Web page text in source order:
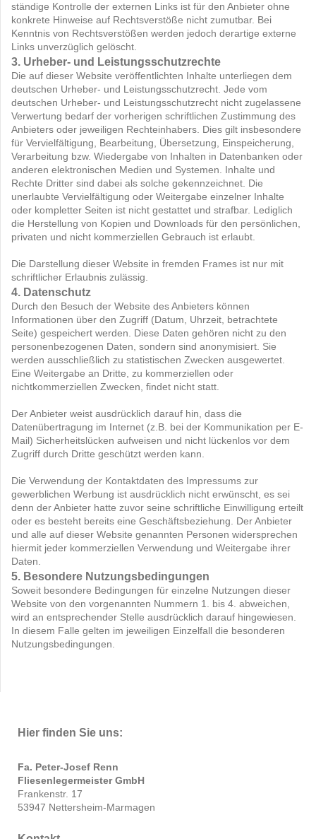
ständige Kontrolle der externen Links ist für den Anbieter ohne
konkrete Hinweise auf Rechtsverstöße nicht zumutbar. Bei
Kenntnis von Rechtsverstößen werden jedoch derartige externe
Links unverzüglich gelöscht.
3. Urheber- und Leistungsschutzrechte
Die auf dieser Website veröffentlichten Inhalte unterliegen dem
deutschen Urheber- und Leistungsschutzrecht. Jede vom
deutschen Urheber- und Leistungsschutzrecht nicht zugelassene
Verwertung bedarf der vorherigen schriftlichen Zustimmung des
Anbieters oder jeweiligen Rechteinhabers. Dies gilt insbesondere
für Vervielfältigung, Bearbeitung, Übersetzung, Einspeicherung,
Verarbeitung bzw. Wiedergabe von Inhalten in Datenbanken oder
anderen elektronischen Medien und Systemen. Inhalte und
Rechte Dritter sind dabei als solche gekennzeichnet. Die
unerlaubte Vervielfältigung oder Weitergabe einzelner Inhalte
oder kompletter Seiten ist nicht gestattet und strafbar. Lediglich
die Herstellung von Kopien und Downloads für den persönlichen,
privaten und nicht kommerziellen Gebrauch ist erlaubt.
Die Darstellung dieser Website in fremden Frames ist nur mit
schriftlicher Erlaubnis zulässig.
4. Datenschutz
Durch den Besuch der Website des Anbieters können
Informationen über den Zugriff (Datum, Uhrzeit, betrachtete
Seite) gespeichert werden. Diese Daten gehören nicht zu den
personenbezogenen Daten, sondern sind anonymisiert. Sie
werden ausschließlich zu statistischen Zwecken ausgewertet.
Eine Weitergabe an Dritte, zu kommerziellen oder
nichtkommerziellen Zwecken, findet nicht statt.
Der Anbieter weist ausdrücklich darauf hin, dass die
Datenübertragung im Internet (z.B. bei der Kommunikation per E-
Mail) Sicherheitslücken aufweisen und nicht lückenlos vor dem
Zugriff durch Dritte geschützt werden kann.
Die Verwendung der Kontaktdaten des Impressums zur
gewerblichen Werbung ist ausdrücklich nicht erwünscht, es sei
denn der Anbieter hatte zuvor seine schriftliche Einwilligung erteilt
oder es besteht bereits eine Geschäftsbeziehung. Der Anbieter
und alle auf dieser Website genannten Personen widersprechen
hiermit jeder kommerziellen Verwendung und Weitergabe ihrer
Daten.
5. Besondere Nutzungsbedingungen
Soweit besondere Bedingungen für einzelne Nutzungen dieser
Website von den vorgenannten Nummern 1. bis 4. abweichen,
wird an entsprechender Stelle ausdrücklich darauf hingewiesen.
In diesem Falle gelten im jeweiligen Einzelfall die besonderen
Nutzungsbedingungen.
Hier finden Sie uns:
Fa. Peter-Josef Renn
Fliesenlegermeister GmbH
Frankenstr. 17
53947 Nettersheim-Marmagen